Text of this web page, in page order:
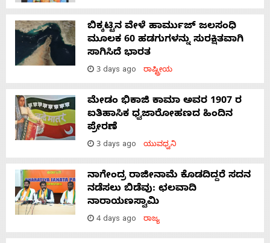
ಬಿಕ್ಕಟ್ಟಿನ ವೇಳೆ ಹಾರ್ಮುಜ್ ಜಲಸಂಧಿ
ಮೂಲಕ 60 ಹಡಗುಗಳನ್ನು ಸುರಕ್ಷಿತವಾಗಿ
ಸಾಗಿಸಿದೆ ಭಾರತ
3 days ago ರಾಷ್ಟ್ರೀಯ
ಮೇಡಂ ಭಿಕಾಜಿ ಕಾಮಾ ಅವರ 1907 ರ
ಐತಿಹಾಸಿಕ ಧ್ವಜಾರೋಹಣದ ಹಿಂದಿನ
ಪ್ರೇರಣೆ
3 days ago ಯುವಧ್ವನಿ
ನಾಗೇಂದ್ರ ರಾಜೀನಾಮೆ ಕೊಡದಿದ್ದರೆ ಸದನ
ನಡೆಸಲು ಬಿಡೆವು: ಛಲವಾದಿ
ನಾರಾಯಣಸ್ವಾಮಿ
4 days ago ರಾಜ್ಯ